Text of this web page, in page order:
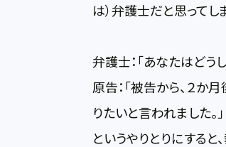
は）弁護士だと思ってし
弁護士：「あなたはどう
原告：「被告から、２
りたいと言われました。」
というやりとりにすると